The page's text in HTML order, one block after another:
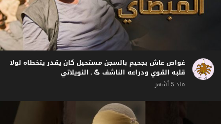
غواص عاش بجحيم بالسجن مستحيل كان يقدر يتخطاه لولا
قلبه القوي ودراعه الناشف 💪 ـ النويلاتي
منذ 5 أشهر